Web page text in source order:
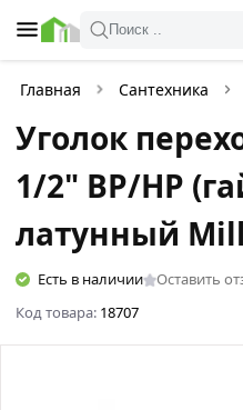
Поиск ..
Главная Сантехника
Уголок
1/2" ВР/НР
латунный
Есть в наличии
Оставить
Код товара: 18707